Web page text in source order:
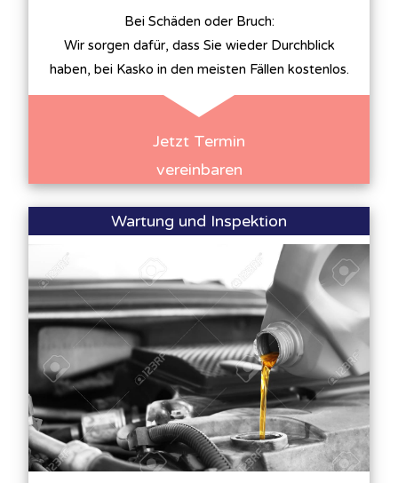
Bei Schäden oder Bruch:
Wir sorgen dafür, dass Sie wieder Durchblick
haben, bei Kasko in den meisten Fällen kostenlos.
Jetzt Termin
vereinbaren
Wartung und Inspektion